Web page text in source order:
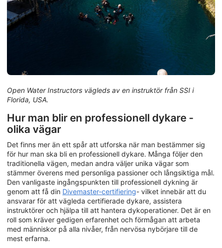
Open Water Instructors vägleds av en instruktör från SSI i
Florida, USA.
Hur man blir en professionell dykare -
olika vägar
Det finns mer än ett spår att utforska när man bestämmer sig
för hur man ska bli en professionell dykare. Många följer den
traditionella vägen, medan andra väljer unika vägar som
stämmer överens med personliga passioner och långsiktiga mål.
Den vanligaste ingångspunkten till professionell dykning är
genom att få din Divemaster-certifiering- vilket innebär att du
ansvarar för att vägleda certifierade dykare, assistera
instruktörer och hjälpa till att hantera dykoperationer. Det är en
roll som kräver gedigen erfarenhet och förmågan att arbeta
med människor på alla nivåer, från nervösa nybörjare till de
mest erfarna.